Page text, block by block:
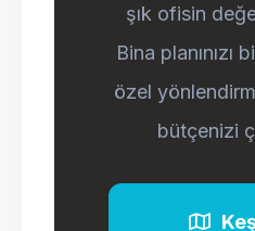
şık ofisin
Bina planınızı
özel
bütçenizi